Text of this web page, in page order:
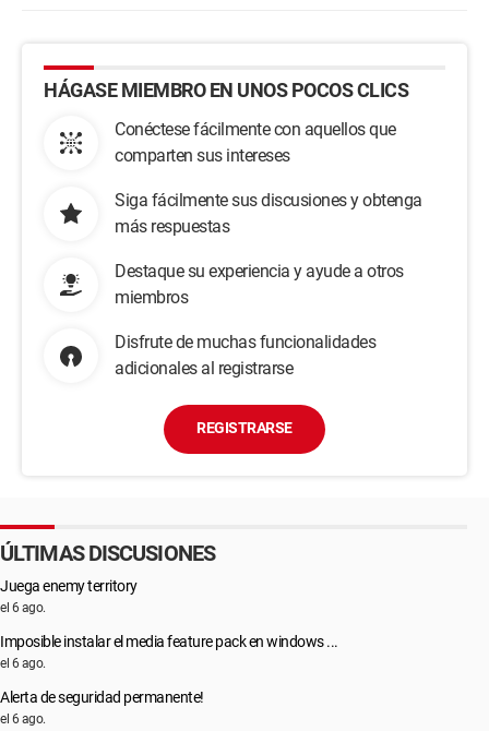
HÁGASE MIEMBRO EN UNOS POCOS CLICS
Conéctese fácilmente con aquellos que
comparten sus intereses
Siga fácilmente sus discusiones y obtenga
más respuestas
Destaque su experiencia y ayude a otros
miembros
Disfrute de muchas funcionalidades
adicionales al registrarse
REGISTRARSE
ÚLTIMAS DISCUSIONES
Juega enemy territory
el 6 ago.
Imposible instalar el media feature pack en windows ...
el 6 ago.
Alerta de seguridad permanente!
el 6 ago.